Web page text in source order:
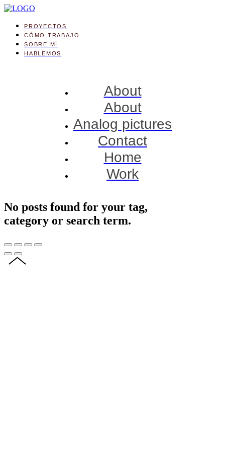
PROYECTOS
CÓMO TRABAJO
SOBRE MÍ
HABLEMOS
About
About
Analog pictures
Contact
Home
Work
No posts found for your tag,
category or search term.